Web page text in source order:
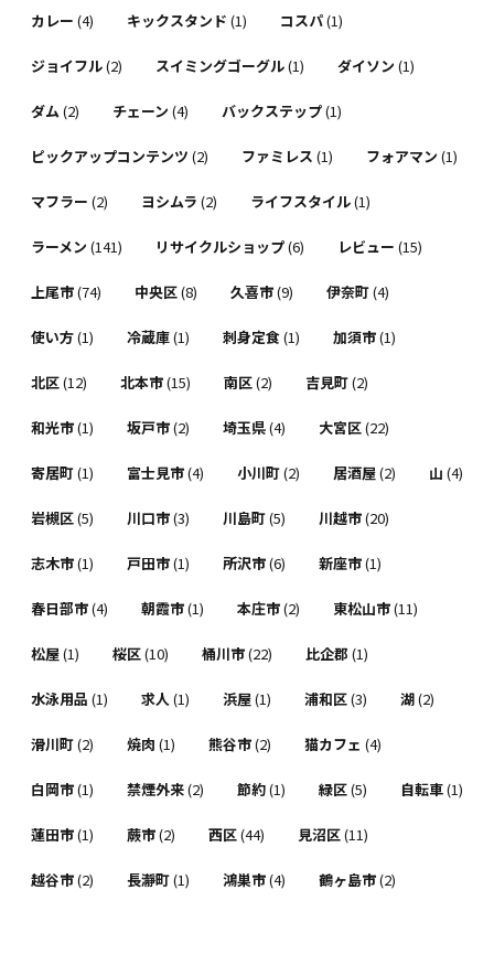
カレー (4) キックスタンド (1) コスパ(1)
ジョイフル(2) スイミングゴーグル(1) ダイソン (1)
ダム(2) チェーン (4) バックステップ(1)
ピックアップコンテンツ (2) ファミレス (1) フォアマン (1)
マフラー (2) ヨシムラ (2) ライフスタイル(1)
ラーメン (141) リサイクルショップ(6) レビュー (15)
上尾市(74) 中央区(8) 久喜市(9) 伊奈町(4)
使い方(1) 冷蔵庫(1) 刺身定食(1) 加須市(1)
北区(12) 北本市(15) 南区(2) 吉見町(2)
和光市(1) 坂戸市(2) 埼玉県(4) 大宮区(22)
寄居町(1) 富士見市(4) 小川町(2) 居酒屋(2) 山 (4)
岩槻区(5) 川口市(3) 川島町(5) 川越市(20)
志木市(1) 戸田市(1) 所沢市(6) 新座市(1)
春日部市(4) 朝霞市(1) 本庄市(2) 東松山市(11)
松屋(1) 桜区(10) 桶川市(22) 比企郡 (1)
水泳用品 (1) 求人(1) 浜屋(1) 浦和区(3) 湖(2)
滑川町(2) 焼肉 (1) 熊谷市(2) 猫カフェ (4)
白岡市(1) 禁煙外来(2) 節約(1) 緑区(5) 自転車(1)
蓮田市(1) 蕨市(2) 西区(44) 見沼区(11)
越谷市(2) 長瀞町(1) 鴻巣市(4) 鶴ヶ島市(2)